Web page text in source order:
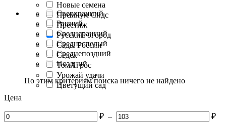
Новые семена
Премиум Сидс
Престиж
Русский огород
Сады России
Седек
ТомАгрос
Урожай удачи
Цветущий сад
Сверхранний
Ранний
Среднеранний
Среднеспелый
Среднепоздний
Поздний
По этим критериям поиска ничего не найдено
Цена
₽ – ₽